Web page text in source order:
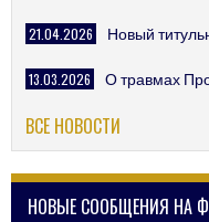
21.04.2026 Новый
13.03.2026 О травмах
ВСЕ НОВОСТИ
НОВЫЕ СООБЩЕНИЯ НА